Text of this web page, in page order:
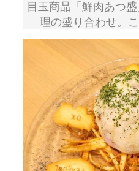
目玉商品「鮮肉あつ
理の盛り合わせ。